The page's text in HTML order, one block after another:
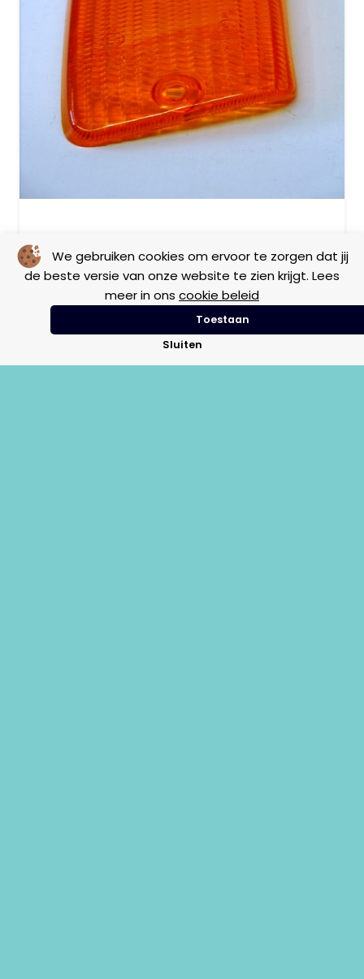
We gebruiken cookies om ervoor te zorgen dat jij
de beste versie van onze website te zien krijgt. Lees
meer in ons cookie beleid
Toestaan
Sluiten
Knipperlicht glas RA PK50xl
ElektraFrameVintage